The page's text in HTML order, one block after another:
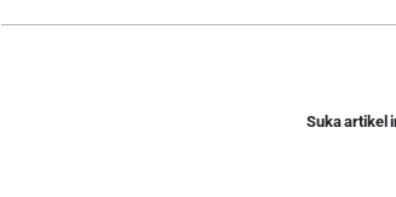
Suka artikel